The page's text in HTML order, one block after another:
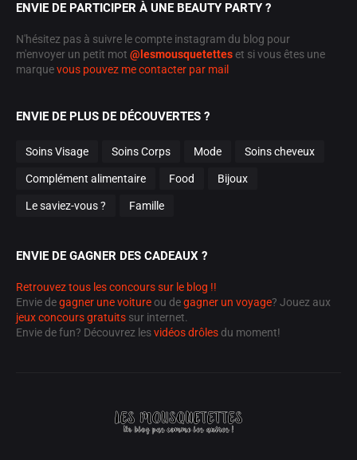
ENVIE DE PARTICIPER À UNE BEAUTY PARTY ?
N'hésitez pas à suivre le compte instagram du blog pour
m'envoyer un petit mot @lesmousquetetteset si vous êtes une
marquevous pouvez me contacter par mail
ENVIE DE PLUS DE DÉCOUVERTES ?
Soins Visage Soins Corps Mode Soins cheveux
Complément alimentaire Food Bijoux
Le saviez-vous ? Famille
ENVIE DE GAGNER DES CADEAUX ?
Retrouvez tous les concours sur le blog !!
Envie degagner une voiture ou degagner un voyage? Jouez aux
jeux concours gratuits sur internet.
Envie de fun? Découvrez lesvidéos drôles du moment!